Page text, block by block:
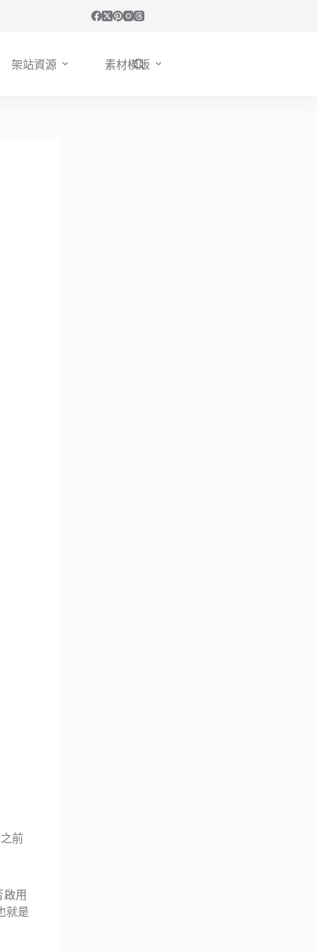
架站資源 素材模版
前
用
就是